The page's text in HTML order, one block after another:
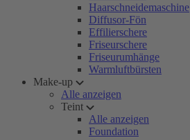
Haarschneidemaschine
Diffusor-Fön
Effilierschere
Friseurschere
Friseurumhänge
Warmluftbürsten
Make-up
Alle anzeigen
Teint
Alle anzeigen
Foundation